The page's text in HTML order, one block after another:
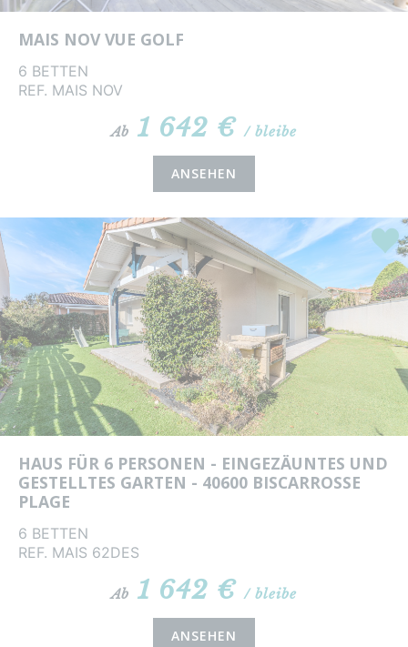
MAIS NOV VUE GOLF
6 BETTEN
REF. MAIS NOV
Ab 1 642 €/ bleibe
ANSEHEN
HAUS FÜR 6 PERSONEN - EINGEZÄUNTES UND
GESTELLTES GARTEN - 40600 BISCARROSSE
PLAGE
6 BETTEN
REF. MAIS 62DES
Ab 1 642 €/ bleibe
ANSEHEN